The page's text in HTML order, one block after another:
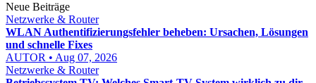
Neue Beiträge
Netzwerke & Router
WLAN Authentifizierungsfehler beheben: Ursachen, Lösungen
und schnelle Fixes
AUTOR • Aug 07, 2026
Netzwerke & Router